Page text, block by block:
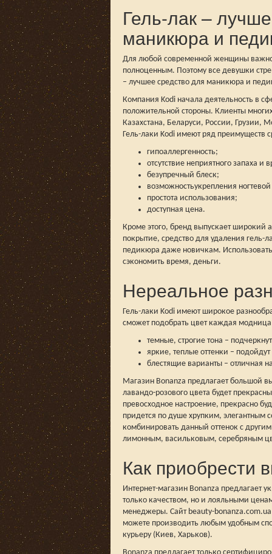
Гель-лак –
маникюра и
Для любой современной женщины
полноценным. Поэтому все девушки
– лучшее средство для маникюра и
Компания Kodi начала деятельность в
положительной стороны. Клиенты
Казахстана, Беларуси, России,
Гель-лаки Kodi имеют ряд преимуществ
гипоаллергенность;
отсутствие неприятного запаха и
безупречный блеск;
возможностьукрепления
простота использования;
доступная цена.
Кроме этого, бренд выпускает широкий
покрытие, средство для удаления гель-
педикюра даже новичкам.
сэкономить время, деньги.
Нереальное
Гель-лаки Kodi имеют широкое
сможет подобрать цвет каждая
темные, строгие тона –
яркие, теплые оттенки –
блестящие варианты – отличная
Магазин Bonanza предлагает большой
лавандо-розового цвета будет
превосходное настроение, прекрасно
придется по душе хрупким, элегантным
комбинировать данный оттенок с
лимонным, васильковым, серебряным
Как приобрести
Интернет-магазин Bonanza предлагает
только качеством, но и лояльными
менеджеры. Сайт beauty-
можете производить любым удобным
курьеру (Киев, Харьков).